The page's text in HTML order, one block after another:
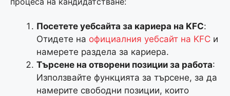
Посетете уебсайта за кариера на KFC:
Отидете на официалния уебсайт на KFC и
намерете раздела за кариера.
Търсене на отворени позиции за работа:
Използвайте функцията за търсене, за да
намерите свободни позиции, които